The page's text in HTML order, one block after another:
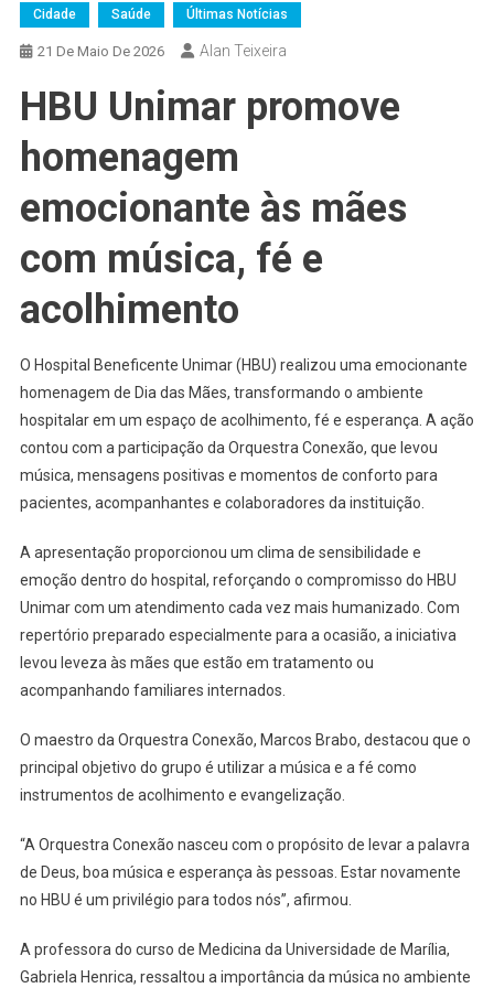
Cidade Saúde Últimas Notícias
21 De Maio De 2026 Alan Teixeira
HBU Unimar promove
homenagem
emocionante às mães
com música, fé e
acolhimento
O Hospital Beneficente Unimar (HBU) realizou uma emocionante
homenagem de Dia das Mães, transformando o ambiente
hospitalar em um espaço de acolhimento, fé e esperança. A ação
contou com a participação da Orquestra Conexão, que levou
música, mensagens positivas e momentos de conforto para
pacientes, acompanhantes e colaboradores da instituição.
A apresentação proporcionou um clima de sensibilidade e
emoção dentro do hospital, reforçando o compromisso do HBU
Unimar com um atendimento cada vez mais humanizado. Com
repertório preparado especialmente para a ocasião, a iniciativa
levou leveza às mães que estão em tratamento ou
acompanhando familiares internados.
O maestro da Orquestra Conexão, Marcos Brabo, destacou que o
principal objetivo do grupo é utilizar a música e a fé como
instrumentos de acolhimento e evangelização.
“A Orquestra Conexão nasceu com o propósito de levar a palavra
de Deus, boa música e esperança às pessoas. Estar novamente
no HBU é um privilégio para todos nós”, afirmou.
A professora do curso de Medicina da Universidade de Marília,
Gabriela Henrica, ressaltou a importância da música no ambiente